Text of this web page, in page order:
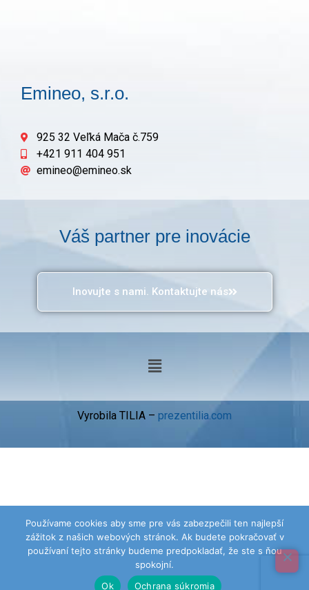
Emineo, s.r.o.
925 32 Veľká Mača č.759
+421 911 404 951
emineo@emineo.sk
Váš partner pre inovácie
Inovujte s nami. Kontaktujte nás
Vyrobila TILIA – prezentilia.com
Používame cookies aby sme pre vás zabezpečili ten najlepší
zážitok z našich webových stránok. Ak budete pokračovať v
používaní tejto stránky budeme predpokladať, že ste s ňou
spokojní.
Ok
Ochrana súkromia